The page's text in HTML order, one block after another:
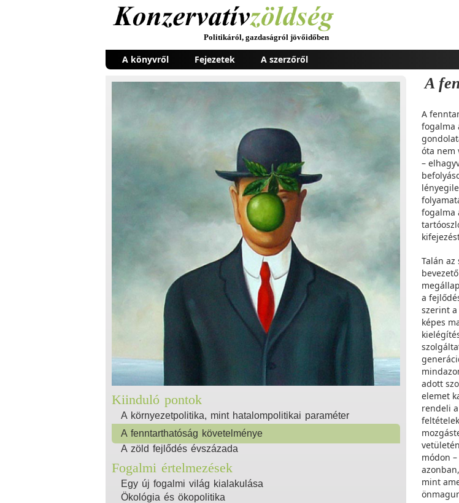
Politikáról, gazdaságról jövőidőben
A könyvről Fejezetek A szerzőről
Kiinduló pontok
A környezetpolitika, mint hatalompolitikai paraméter
A fenntarthatóság követelménye
A zöld fejlődés évszázada
Fogalmi értelmezések
Egy új fogalmi világ kialakulása
Ökológia és ökopolitika
A
A
fogalma
óta nem
–
fogalma
Talán
a
szerint
képes
adott
elemet
rendeli
módon
mint